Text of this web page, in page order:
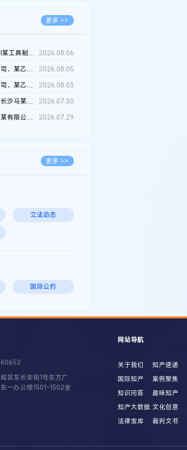
更多 >>
上诉人I某工具制品有限公司与被上诉人程某及一审被告中华人民共和...
2026.08.06
某甲公司、某乙公司、某丙公司申请诉前行为保全复议裁定书
2026.08.05
某甲公司、某乙公司、官某与某丙公司专利申请权权属纠纷 二审判决...
2026.08.03
谭某与长沙马某堆农产品股份有限公司滥用市场支配地位纠纷二审裁...
2026.07.30
杭州华某有限公司与菲某有限公司侵害发明专利权纠纷 2026.07.29
更多 >>
立法动态
国际公约
区东长安街1号东方广
一办公楼1501-1502室
网站导航
关于我们 知产速递
国际知产
案例聚焦
知识问答
趣味知产
知产大数据 文化创意
法律宝库
裁判文书